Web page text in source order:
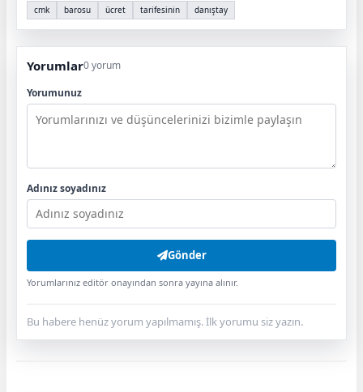
cmk barosu ücret tarifesinin danıştay
Yorumlar0 yorum
Yorumunuz
Adınız soyadınız
Gönder
Yorumlarınız editör onayından sonra yayına alınır.
Bu habere henüz yorum yapılmamış. İlk yorumu siz yazın.